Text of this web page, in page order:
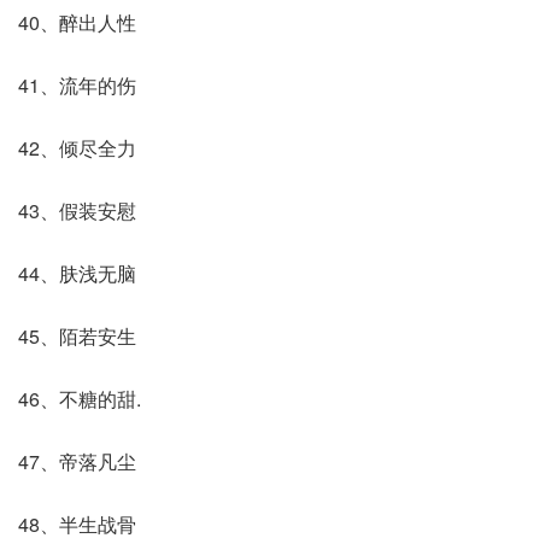
40、醉出人性
41、流年的伤
42、倾尽全力
43、假装安慰
44、肤浅无脑
45、陌若安生
46、不糖的甜.
47、帝落凡尘
48、半生战骨